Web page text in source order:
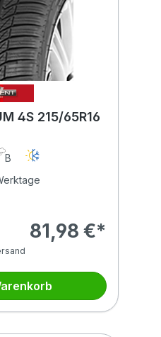
4S 215/65R16
B
81,98 €*